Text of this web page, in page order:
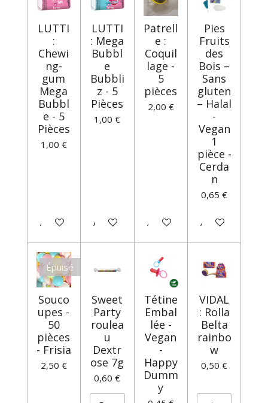
LUTTI
:
Chewi
ng-
gum
Mega
Bubbl
e - 5
Pièces
1,00 €
Ajouter au panier
LUTTI
: Mega
Bubbl
e
Bubbli
z - 5
Pièces
1,00 €
Ajouter au panier
Patrell
e :
Coquil
lage -
5
pièces
2,00 €
Ajouter au panier
Pies
Fruits
des
Bois –
Sans
gluten
– Halal
-
Vegan
1
pièce -
Cerda
n
0,65 €
Ajouter au
Épuisé
Souco
upes -
50
pièces
- Frisia
2,50 €
Sweet
Party
roulea
u
Dextr
ose 7g
0,60 €
Tétine
Embal
lée -
Vegan
-
Happy
Dumm
y
VIDAL
: Rolla
Belta
rainbo
w
0,50 €